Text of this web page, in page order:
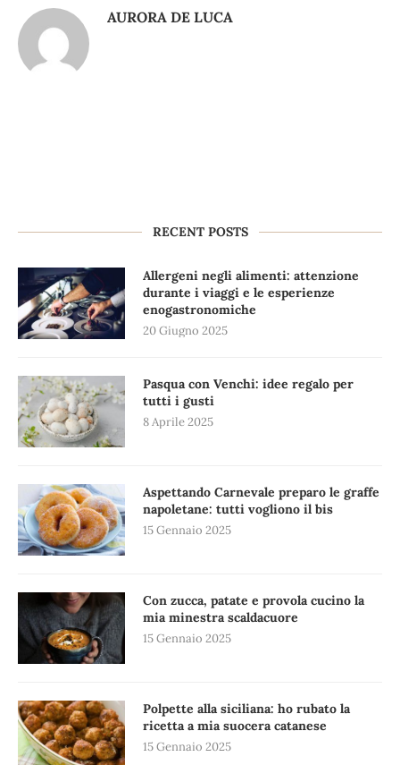
AURORA DE LUCA
RECENT POSTS
Allergeni negli alimenti: attenzione
durante i viaggi e le esperienze
enogastronomiche
20 Giugno 2025
Pasqua con Venchi: idee regalo per
tutti i gusti
8 Aprile 2025
Aspettando Carnevale preparo le graffe
napoletane: tutti vogliono il bis
15 Gennaio 2025
Con zucca, patate e provola cucino la
mia minestra scaldacuore
15 Gennaio 2025
Polpette alla siciliana: ho rubato la
ricetta a mia suocera catanese
15 Gennaio 2025